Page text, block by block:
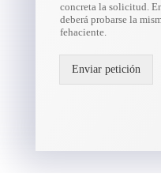
concreta la solicitud.
deberá probarse la
fehaciente.
Enviar petición